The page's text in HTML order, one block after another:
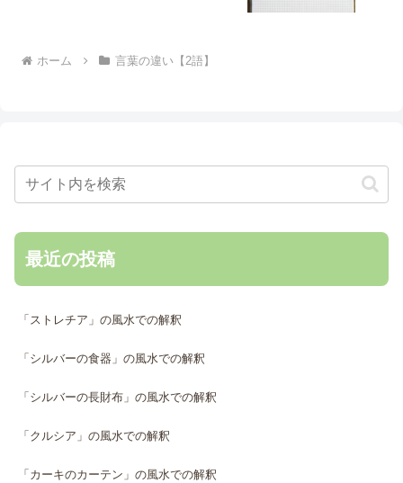
ホーム 言葉の違い【2語】
最近の投稿
「ストレチア」の風水での解釈
「シルバーの食器」の風水での解釈
「シルバーの長財布」の風水での解釈
「クルシア」の風水での解釈
「カーキのカーテン」の風水での解釈